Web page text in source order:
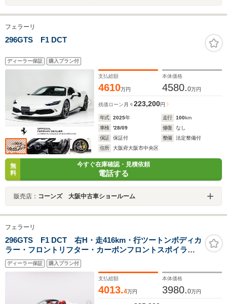
フェラーリ
296GTS F1 DCT
ディーラー保証 購入プラン付
支払総額
4610万円
本体価格
4580.0万円
残価ローン 月々223,200円
年式 2025年 走行 100km
車検
'28/09 修復
なし
保証
保証付 整備
法定整備付
住所
大阪府大阪市中央区
無
料
今すぐ在庫確認・見積依頼
電話する
販売店： コーンズ 大阪中古車ショールーム
フェラーリ
296GTS F1 DCT 右H・走416km・行ツートンボディカ
ラー・フロントリフター・カーボンフロントスポイラー&
リアディフューザー・LEDカーボンステアリング・アル
カンタラステアリング・スペシャルデザインシート
ディーラー保証 購入プラン付
支払総額
4013.4万円
本体価格
3980.0万円